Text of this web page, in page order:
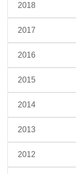
2018
2017
2016
2015
2014
2013
2012